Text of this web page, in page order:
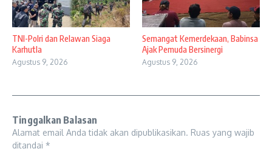
TNI-Polri dan Relawan Siaga
Karhutla
Agustus 9, 2026
Semangat Kemerdekaan, Babinsa
Ajak Pemuda Bersinergi
Agustus 9, 2026
Tinggalkan Balasan
Alamat email Anda tidak akan dipublikasikan. Ruas yang wajib
ditandai *